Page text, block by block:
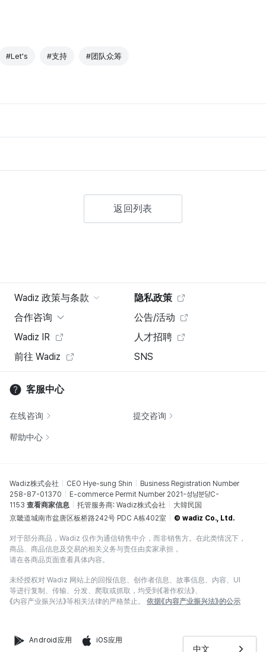
中文
#Let's #支持 #团队众筹
返回列表
Wadiz 政策与条款
隐私政策
合作咨询
公告/活动
Wadiz IR
人才招聘
前往 Wadiz
SNS
客服中心
在线咨询 提交咨询
帮助中心
Wadiz株式会社 CEO Hye-sung Shin
Business Registration Number
258-87-01370
E-commerce Permit Number 2021-성남분당C-
1153 查看商家信息 托管服务商: Wadiz株式会社
大韓民国
京畿道城南市盆唐区板桥路242号 PDC A栋402室
© wadiz Co., Ltd.
对于部分商品，Wadiz 仅作为通信销售中介，而非销售方。在此类情况下，
商品、商品信息及交易的相关义务与责任由卖家承担，
请在各商品页面查看具体内容。
未经授权对 Wadiz 网站上的回报信息、创作者信息、故事信息、内容、UI
等进行复制、传输、分发、爬取或抓取，均受到《著作权法》、
《内容产业振兴法》等相关法律的严格禁止。
依据《内容产业振兴法》的公示
Android应用 iOS应用